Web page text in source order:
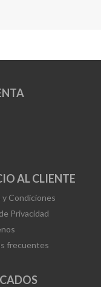
AL CLIENTE
y Condiciones
Privacidad
frecuentes